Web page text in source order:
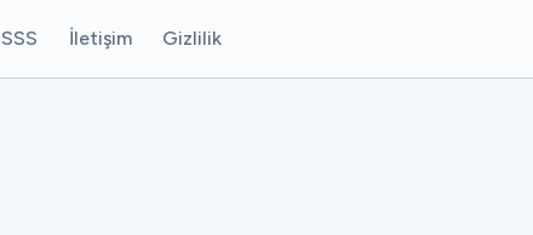
SSS İletişim Gizlilik